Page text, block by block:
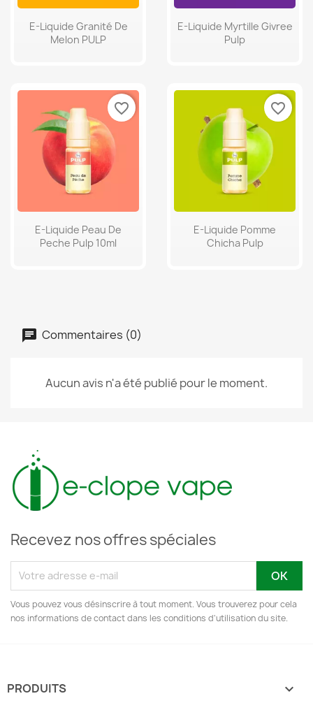
E-Liquide Granité De
Melon PULP
E-Liquide Myrtille Givree
Pulp
E-Liquide Peau De
Peche Pulp 10ml
favorite_border
E-Liquide Pomme
Chicha Pulp
favorite_border
Commentaires (0)
Aucun avis n'a été publié pour le moment.
Recevez nos offres spéciales
Vous pouvez vous désinscrire à tout moment. Vous trouverez pour cela
nos informations de contact dans les conditions d'utilisation du site.
PRODUITS 